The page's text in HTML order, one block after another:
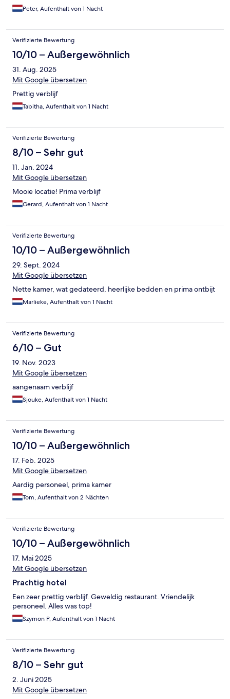
Peter, Aufenthalt von 1 Nacht
Verifizierte Bewertung
10/10 – Außergewöhnlich
31. Aug. 2025
Mit Google übersetzen
Prettig verblijf
Tabitha, Aufenthalt von 1 Nacht
Verifizierte Bewertung
8/10 – Sehr gut
11. Jan. 2024
Mit Google übersetzen
Mooie locatie! Prima verblijf
Gerard, Aufenthalt von 1 Nacht
Verifizierte Bewertung
10/10 – Außergewöhnlich
29. Sept. 2024
Mit Google übersetzen
Nette kamer, wat gedateerd, heerlijke bedden en prima ontbijt
Marlieke, Aufenthalt von 1 Nacht
Verifizierte Bewertung
6/10 – Gut
19. Nov. 2023
Mit Google übersetzen
aangenaam verblijf
Sjouke, Aufenthalt von 1 Nacht
Verifizierte Bewertung
10/10 – Außergewöhnlich
17. Feb. 2025
Mit Google übersetzen
Aardig personeel, prima kamer
Tom, Aufenthalt von 2 Nächten
Verifizierte Bewertung
10/10 – Außergewöhnlich
17. Mai 2025
Mit Google übersetzen
Prachtig hotel
Een zeer prettig verblijf. Geweldig restaurant. Vriendelijk
personeel. Alles was top!
Szymon P, Aufenthalt von 1 Nacht
Verifizierte Bewertung
8/10 – Sehr gut
2. Juni 2025
Mit Google übersetzen